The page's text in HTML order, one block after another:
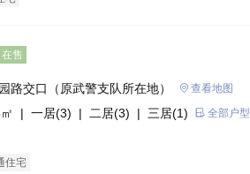
在售
路交口（原武警支队所在地） 查看地图
㎡ | 一居(3) | 二居(3) | 三居(1) 全部户型
住宅